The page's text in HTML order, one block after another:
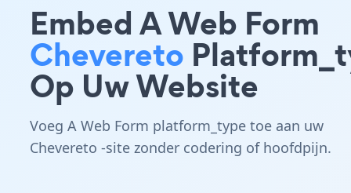
Embed A Web Form
Chevereto
Op Uw Website
Voeg A Web Form platform_type toe aan uw
Chevereto -site zonder codering of hoofdpijn.